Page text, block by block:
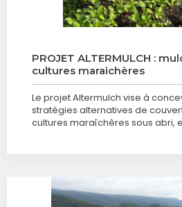
PROJET ALTERMULCH :
cultures maraichères
Le projet Altermulch vise à
stratégies alternatives de
cultures maraîchères sous abri,